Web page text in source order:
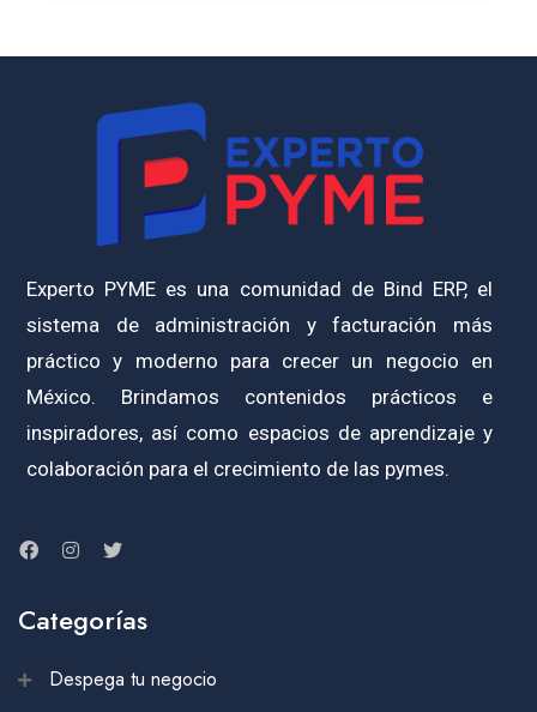
Experto PYME es una comunidad de Bind ERP, el
sistema de administración y facturación más
práctico y moderno para crecer un negocio en
México. Brindamos contenidos prácticos e
inspiradores, así como espacios de aprendizaje y
colaboración para el crecimiento de las pymes.
Categorías
Despega tu negocio